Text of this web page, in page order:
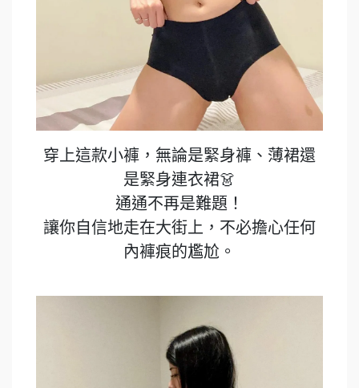
穿上這款小褲，無論是緊身褲、薄裙還
是緊身連衣裙👗
通通不再是難題！
讓你自信地走在大街上，不必擔心任何
內褲痕的尷尬。